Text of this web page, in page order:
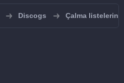
Discogs Çalma listelerini